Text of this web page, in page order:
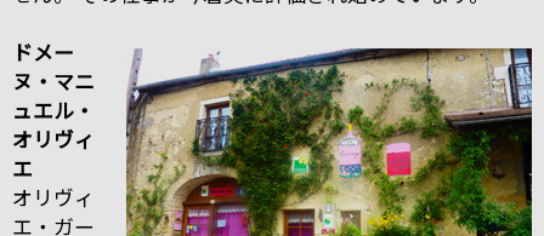
ドメー
ヌ・マニ
ュエル・
オリヴィ
エ
オリヴィ
エ・ガー